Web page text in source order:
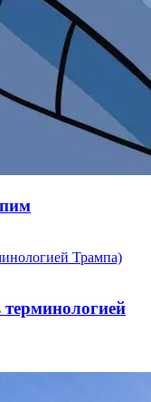
терминологией